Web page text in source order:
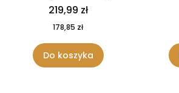
219,99 zł
178,85 zł
Do koszyka